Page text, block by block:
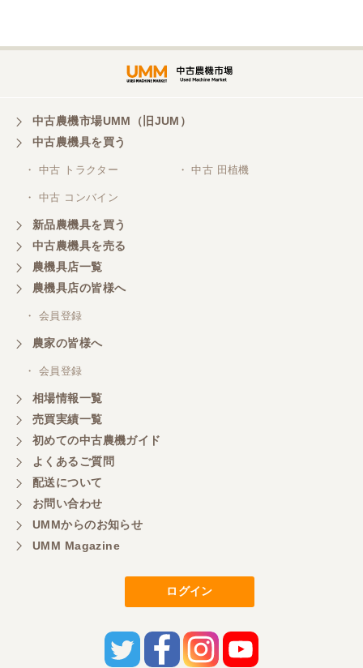
株式会社トミタモータース
三重県／株式会社 ケイ・エス・エンタープライズ
中古農機市場UMM（旧JUM）
中古農機具を買う
・ 中古 トラクター ・ 中古 田植機
・ 中古 コンバイン
新品農機具を買う
中古農機具を売る
農機具店一覧
農機具店の皆様へ
・ 会員登録
農家の皆様へ
・ 会員登録
相場情報一覧
売買実績一覧
初めての中古農機ガイド
よくあるご質問
配送について
お問い合わせ
UMMからのお知らせ
UMM Magazine
ログイン